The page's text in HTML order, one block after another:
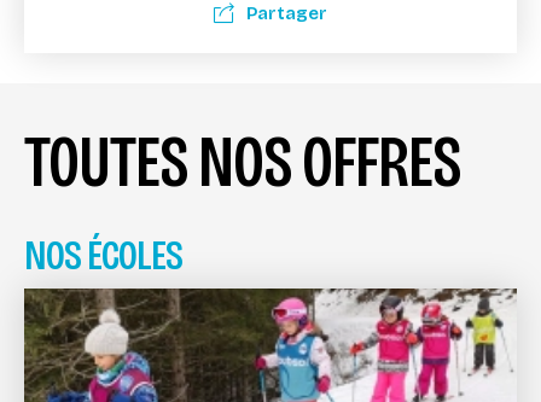
Partager
TOUTES NOS OFFRES
NOS ÉCOLES